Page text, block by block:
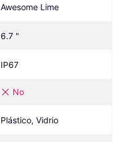
Awesome Lime
6.7 "
IP67
No
Plástico, Vidrio